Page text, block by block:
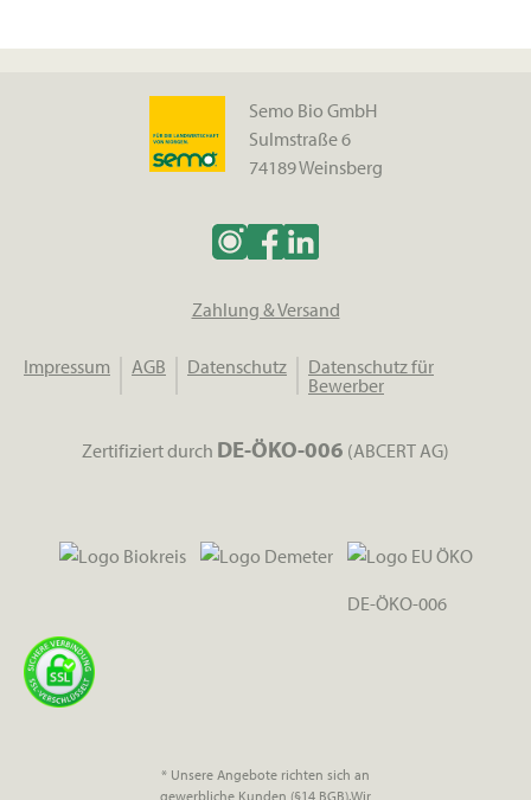
Semo Bio GmbH
Sulmstraße 6
74189 Weinsberg
Zahlung & Versand
Impressum AGB Datenschutz
Datenschutz für
Bewerber
Zertifiziert durch DE-ÖKO-006 (ABCERT AG)
DE-ÖKO-006
* Unsere Angebote richten sich an
gewerbliche Kunden (§14 BGB).Wir